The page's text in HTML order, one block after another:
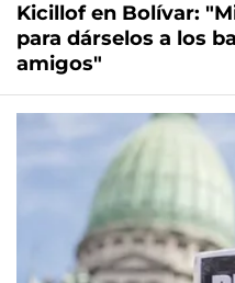
Kicillof en Bolívar:
para dárselos a los
amigos"